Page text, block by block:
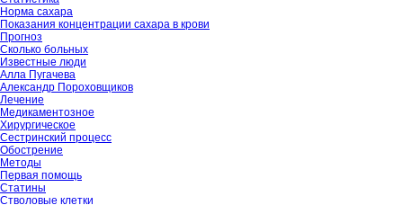
Норма сахара
Показания концентрации сахара в крови
Прогноз
Сколько больных
Известные люди
Алла Пугачева
Александр Пороховщиков
Лечение
Медикаментозное
Хирургическое
Сестринский процесс
Обострение
Методы
Первая помощь
Статины
Стволовые клетки